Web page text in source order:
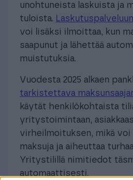
unohtuneista laskuista ja
tuloista.
voi lisäksi ilmoittaa, kun
saapunut ja lähettää
muistutuksia.
Vuodesta 2025 alkaen
tarkistettava
käytät henkilökohtaista
yritystoimintaan,
virheilmoituksen, mikä
maksuja ja aiheuttaa
Yritystilillä nimitiedot
automaattisesti.